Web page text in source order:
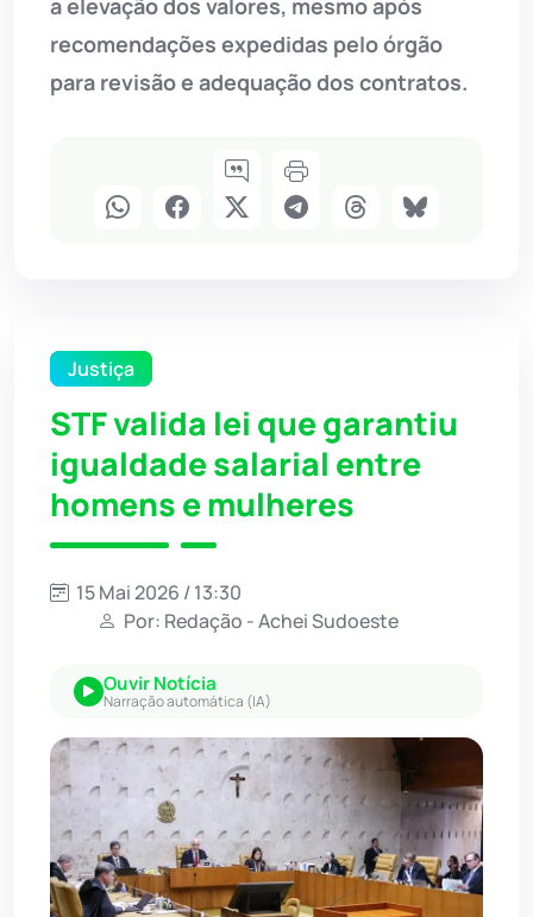
a elevação dos valores, mesmo após
recomendações expedidas pelo órgão
para revisão e adequação dos contratos.
Justiça
STF valida lei que garantiu
igualdade salarial entre
homens e mulheres
15 Mai 2026 / 13:30
Por: Redação - Achei Sudoeste
Ouvir Notícia
Narração automática (IA)